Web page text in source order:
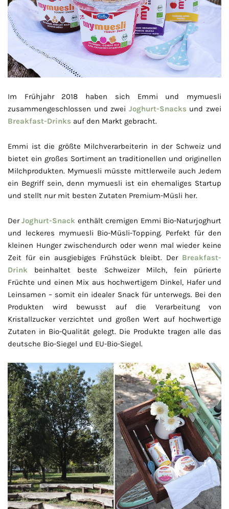
Im Frühjahr 2018 haben sich Emmi und mymuesli
zusammengeschlossen und zwei Joghurt-Snacks und zwei
Breakfast-Drinks auf den Markt gebracht.
Emmi ist die größte Milchverarbeiterin in der Schweiz und
bietet ein großes Sortiment an traditionellen und originellen
Milchprodukten. Mymuesli müsste mittlerweile auch Jedem
ein Begriff sein, denn mymuesli ist ein ehemaliges Startup
und stellt nur mit besten Zutaten Premium-Müsli her.
DerJoghurt-Snack enthält cremigen Emmi Bio-Naturjoghurt
und leckeres mymuesli Bio-Müsli-Topping. Perfekt für den
kleinen Hunger zwischendurch oder wenn mal wieder keine
Zeit für ein ausgiebiges Frühstück bleibt. Der Breakfast-
Drink beinhaltet beste Schweizer Milch, fein pürierte
Früchte und einen Mix aus hochwertigem Dinkel, Hafer und
Leinsamen – somit ein idealer Snack für unterwegs. Bei den
Produkten wird bewusst auf die Verarbeitung von
Kristallzucker verzichtet und großen Wert auf hochwertige
Zutaten in Bio-Qualität gelegt. Die Produkte tragen alle das
deutsche Bio-Siegel und EU-Bio-Siegel.